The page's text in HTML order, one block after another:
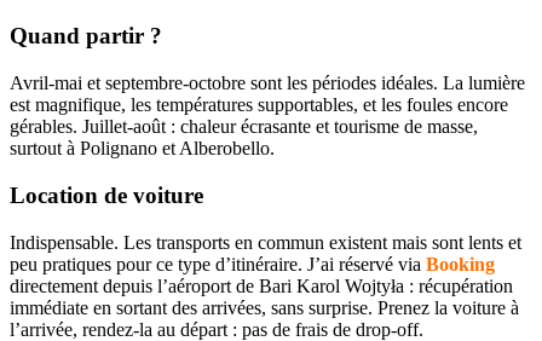
Quand partir ?
Avril-mai et septembre-octobre sont les périodes idéales. La lumière
est magnifique, les températures supportables, et les foules encore
gérables. Juillet-août : chaleur écrasante et tourisme de masse,
surtout à Polignano et Alberobello.
Location de voiture
Indispensable. Les transports en commun existent mais sont lents et
peu pratiques pour ce type d’itinéraire. J’ai réservé via Booking
directement depuis l’aéroport de Bari Karol Wojtyła : récupération
immédiate en sortant des arrivées, sans surprise. Prenez la voiture à
l’arrivée, rendez-la au départ : pas de frais de drop-off.